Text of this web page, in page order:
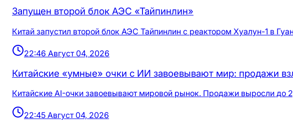
Запущен второй блок АЭС «Тайпинлин»
Китай запустил второй блок АЭС Тайпинлин с реактором Хуалун-1 в
22:46 Август 04, 2026
Китайские «умные» очки с ИИ завоевывают мир: продажи
Китайские AI-очки завоевывают мировой рынок. Продажи выросли до
22:45 Август 04, 2026